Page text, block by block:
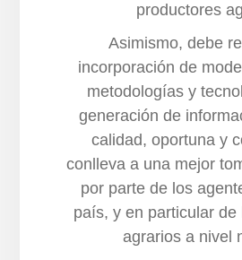
productores
Asimismo, debe
incorporación de
metodologías y
generación de
calidad, oportuna y
conlleva a una mejor
por parte de los
país, y en particular de
agrarios a nivel